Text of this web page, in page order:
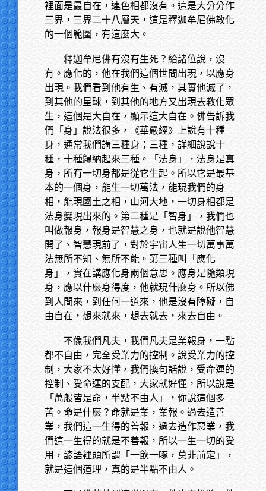
裡面是最自在，連色相都沒有。這是大分分作
三界，三界二十八層天，這是釋迦牟尼佛教化
的一個範圍，有這麼大。
釋迦牟尼佛有沒有生死？給諸位說，沒
有。應化的，他在我們這個世間出現，以應身
出現。我們看到他有生、有滅，其實他滅了，
到其他的星球，到其他的地方又出現去教化眾
生，這個是大自在，顯示這大自在。佛告訴我
們「身」說法很多，《華嚴經》上說有十種
身，通常我們講三種身；三種，詳細說說十
種，十種歸納起來三種。「法身」，法身是真
身，所有一切身都是從它生起。所以它是最基
本的一個身，能生一切萬法，能現我們的身
相，能現國土之相，山河大地，一切身相都是
法身變現出來的。第二種是「智身」，我們也
叫做報身，報身是智慧之身，也就是說他智慧
開了、智慧現前了，對於宇宙人生一切萬事萬
法無所不知、無所不能。第三種叫「應化
身」，實在講應化身兩個意思。應身是隨類現
身，應以什麼身得度，他就現什麼身。所以佛
到人間來，到任何一道來，他是沒有障礙，自
由自在，想來就來，想去就去，來去自由。
不像我們凡夫，我們凡夫是業報身，一點
都不自由，完全受業力的控制。說受業力的控
制，大家不太好懂，我們換句話說，受命運的
控制、受命運的支配，大家就好懂，所以說是
「萬般皆是命，半點不由人」，你說這個多
苦。命是什麼？命就是業，業報。過去造善
業，我們這一生得的善報，過去造作惡業，我
們這一生得的就是不善報，所以一生一切的受
用，諺語裡頭所謂「一飲一啄，莫非前定」，
就是這個道理，真的是半點不由人。